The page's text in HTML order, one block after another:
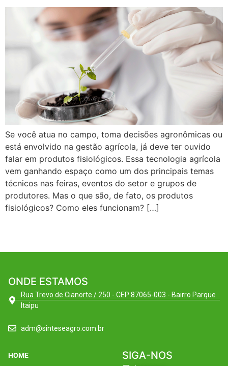
Se você atua no campo, toma decisões agronômicas ou
está envolvido na gestão agrícola, já deve ter ouvido
falar em produtos fisiológicos. Essa tecnologia agrícola
vem ganhando espaço como um dos principais temas
técnicos nas feiras, eventos do setor e grupos de
produtores. Mas o que são, de fato, os produtos
fisiológicos? Como eles funcionam? […]
ONDE ESTAMOS
Rua Trevo de Cianorte / 250 - CEP 87065-003 - Bairro Parque
Itaipu
adm@sinteseagro.com.br
HOME
SIGA-NOS